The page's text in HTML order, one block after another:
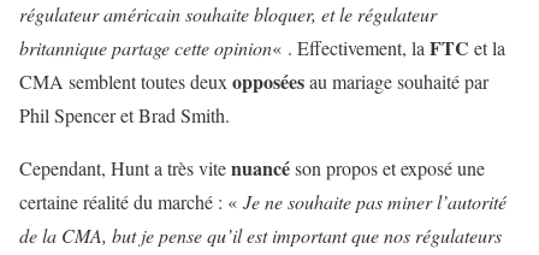
régulateur américain souhaite bloquer, et le régulateur
britannique partage cette opinion« . Effectivement, la FTC et la
CMA semblent toutes deux opposéesau mariage souhaité par
Phil Spencer et Brad Smith.
Cependant, Hunt a très vitenuancéson propos et exposé une
certaine réalité du marché : « Je ne souhaite pas miner l’autorité
de la CMA, but je pense qu’il est important que nos régulateurs